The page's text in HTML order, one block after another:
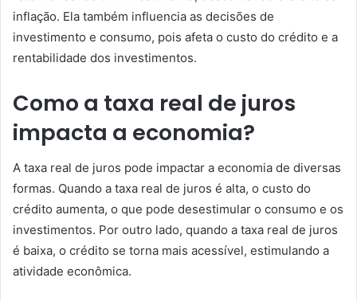
inflação. Ela também influencia as decisões de
investimento e consumo, pois afeta o custo do crédito e a
rentabilidade dos investimentos.
Como a taxa real de juros
impacta a economia?
A taxa real de juros pode impactar a economia de diversas
formas. Quando a taxa real de juros é alta, o custo do
crédito aumenta, o que pode desestimular o consumo e os
investimentos. Por outro lado, quando a taxa real de juros
é baixa, o crédito se torna mais acessível, estimulando a
atividade econômica.